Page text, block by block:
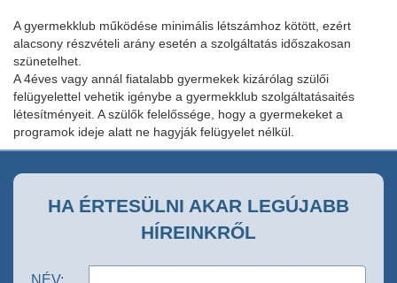
A gyermekklub működése minimális létszámhoz kötött, ezért
alacsony részvételi arány esetén a szolgáltatás időszakosan
szünetelhet.
A 4éves vagy annál fiatalabb gyermekek kizárólag szülői
felügyelettel vehetik igénybe a gyermekklub szolgáltatásaités
létesítményeit. A szülők felelőssége, hogy a gyermekeket a
programok ideje alatt ne hagyják felügyelet nélkül.
HA ÉRTESÜLNI AKAR LEGÚJABB
HÍREINKRŐL
NÉV: